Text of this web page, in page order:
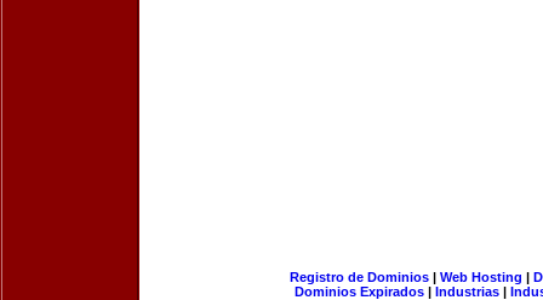
Registro de Dominios| Web Hosting |
Dominios Expirados | Industrias |